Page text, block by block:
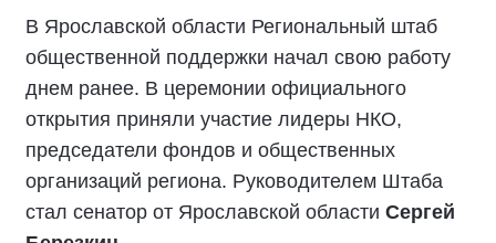
В Ярославской области Региональный штаб
общественной поддержки начал свою работу
днем ранее. В церемонии официального
открытия приняли участие лидеры НКО,
председатели фондов и общественных
организаций региона. Руководителем Штаба
стал сенатор от Ярославской области Сергей